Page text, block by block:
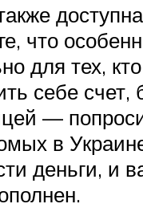
что
для тех,
себе счет,
—
в
деньги, и